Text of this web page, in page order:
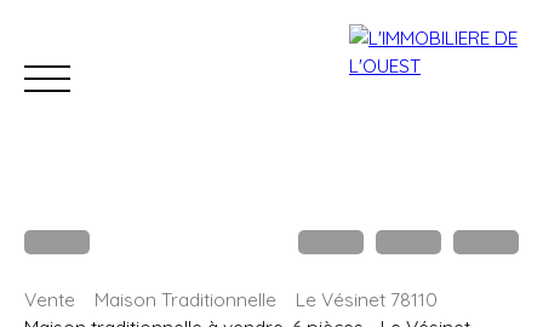
Estimation
Vente Maison Traditionnelle
Le Vésinet 78110